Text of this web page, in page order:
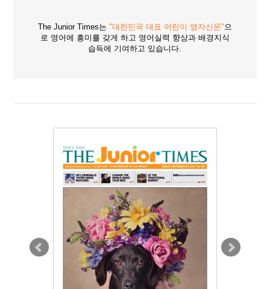
The Junior Times는 "대한민국 대표 어린이 영자신문"으
로 영어에 흥미를 갖게 하고 영어실력 향상과 배경지식
습득에 기여하고 있습니다.